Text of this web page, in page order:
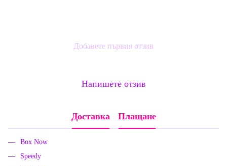
Добавете първия отзив
Напишете отзив
Доставка Плащане
Box Now
Speedy